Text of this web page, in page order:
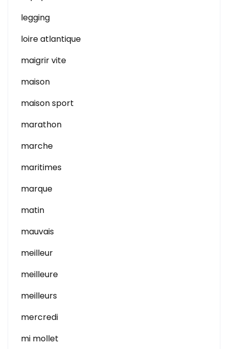
legging
loire atlantique
maigrir vite
maison
maison sport
marathon
marche
maritimes
marque
matin
mauvais
meilleur
meilleure
meilleurs
mercredi
mi mollet